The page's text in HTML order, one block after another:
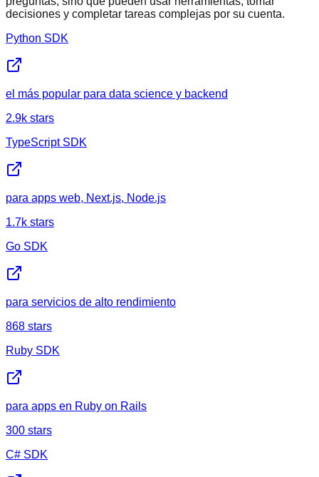
decisiones y completar tareas complejas por su cuenta.
Python SDK
el más popular para data science y backend
2.9k stars
TypeScript SDK
para apps web, Next.js, Node.js
1.7k stars
Go SDK
para servicios de alto rendimiento
868 stars
Ruby SDK
para apps en Ruby on Rails
300 stars
C# SDK